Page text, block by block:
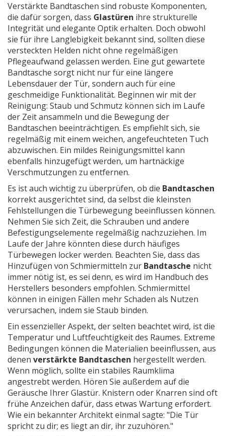
Verstärkte Bandtaschen sind robuste Komponenten,
die dafür sorgen, dass Glastüren ihre strukturelle
Integrität und elegante Optik erhalten. Doch obwohl
sie für ihre Langlebigkeit bekannt sind, sollten diese
versteckten Helden nicht ohne regelmäßigen
Pflegeaufwand gelassen werden. Eine gut gewartete
Bandtasche sorgt nicht nur für eine längere
Lebensdauer der Tür, sondern auch für eine
geschmeidige Funktionalität. Beginnen wir mit der
Reinigung: Staub und Schmutz können sich im Laufe
der Zeit ansammeln und die Bewegung der
Bandtaschen beeinträchtigen. Es empfiehlt sich, sie
regelmäßig mit einem weichen, angefeuchteten Tuch
abzuwischen. Ein mildes Reinigungsmittel kann
ebenfalls hinzugefügt werden, um hartnäckige
Verschmutzungen zu entfernen.
Es ist auch wichtig zu überprüfen, ob die Bandtaschen
korrekt ausgerichtet sind, da selbst die kleinsten
Fehlstellungen die Türbewegung beeinflussen können.
Nehmen Sie sich Zeit, die Schrauben und andere
Befestigungselemente regelmäßig nachzuziehen. Im
Laufe der Jahre könnten diese durch häufiges
Türbewegen locker werden. Beachten Sie, dass das
Hinzufügen von Schmiermitteln zur Bandtasche nicht
immer nötig ist, es sei denn, es wird im Handbuch des
Herstellers besonders empfohlen. Schmiermittel
können in einigen Fällen mehr Schaden als Nutzen
verursachen, indem sie Staub binden.
Ein essenzieller Aspekt, der selten beachtet wird, ist die
Temperatur und Luftfeuchtigkeit des Raumes. Extreme
Bedingungen können die Materialien beeinflussen, aus
denen verstärkte Bandtaschen hergestellt werden.
Wenn möglich, sollte ein stabiles Raumklima
angestrebt werden. Hören Sie außerdem auf die
Geräusche Ihrer Glastür. Knistern oder Knarren sind oft
frühe Anzeichen dafür, dass etwas Wartung erfordert.
Wie ein bekannter Architekt einmal sagte: "Die Tür
spricht zu dir; es liegt an dir, ihr zuzuhören."